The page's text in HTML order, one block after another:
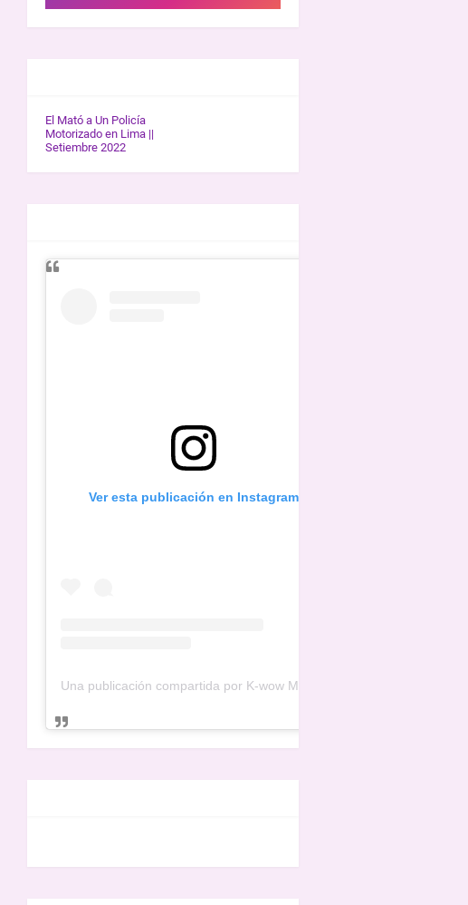
El Mató a Un Policía
Motorizado en Lima ||
Setiembre 2022
Ver esta publicación en Instagram